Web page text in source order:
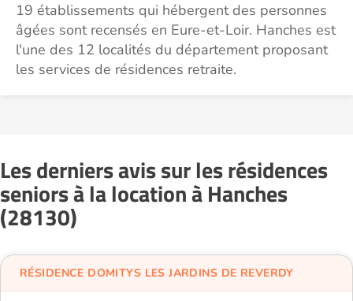
19 établissements qui hébergent des personnes
âgées sont recensés en Eure-et-Loir. Hanches est
l'une des 12 localités du département proposant
les services de résidences retraite.
Les derniers avis sur les résidences
seniors à la location à Hanches
(28130)
RÉSIDENCE DOMITYS LES JARDINS DE REVERDY